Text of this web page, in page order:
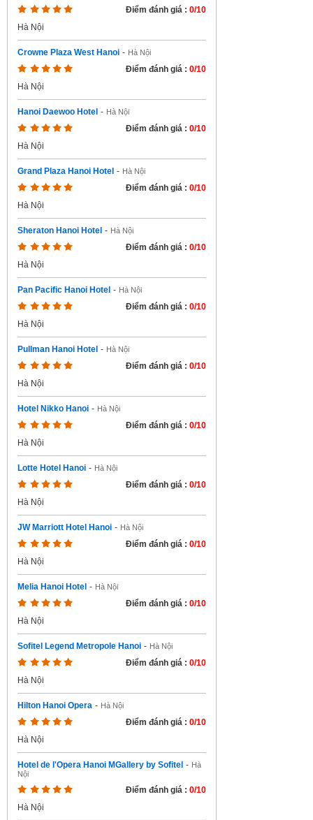
Điểm đánh giá : 0/10
Hà Nội
Crowne Plaza West Hanoi - Hà Nội
Điểm đánh giá : 0/10
Hà Nội
Hanoi Daewoo Hotel - Hà Nội
Điểm đánh giá : 0/10
Hà Nội
Grand Plaza Hanoi Hotel - Hà Nội
Điểm đánh giá : 0/10
Hà Nội
Sheraton Hanoi Hotel - Hà Nội
Điểm đánh giá : 0/10
Hà Nội
Pan Pacific Hanoi Hotel - Hà Nội
Điểm đánh giá : 0/10
Hà Nội
Pullman Hanoi Hotel - Hà Nội
Điểm đánh giá : 0/10
Hà Nội
Hotel Nikko Hanoi - Hà Nội
Điểm đánh giá : 0/10
Hà Nội
Lotte Hotel Hanoi - Hà Nội
Điểm đánh giá : 0/10
Hà Nội
JW Marriott Hotel Hanoi - Hà Nội
Điểm đánh giá : 0/10
Hà Nội
Melia Hanoi Hotel - Hà Nội
Điểm đánh giá : 0/10
Hà Nội
Sofitel Legend Metropole Hanoi - Hà Nội
Điểm đánh giá : 0/10
Hà Nội
Hilton Hanoi Opera - Hà Nội
Điểm đánh giá : 0/10
Hà Nội
Hotel de l'Opera Hanoi MGallery by Sofitel - Hà
Nội
Điểm đánh giá : 0/10
Hà Nội